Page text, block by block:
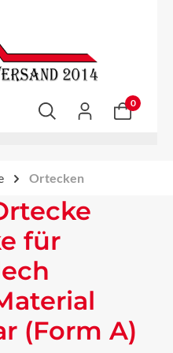
0
Ortecken
für
(Form A)